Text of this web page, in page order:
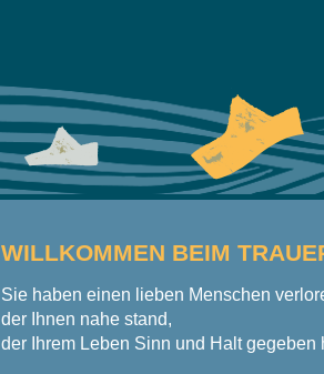
WILLKOMMEN BEIM
Sie haben einen lieben Menschen
der Ihnen nahe stand,
der Ihrem Leben Sinn und Halt gegeben